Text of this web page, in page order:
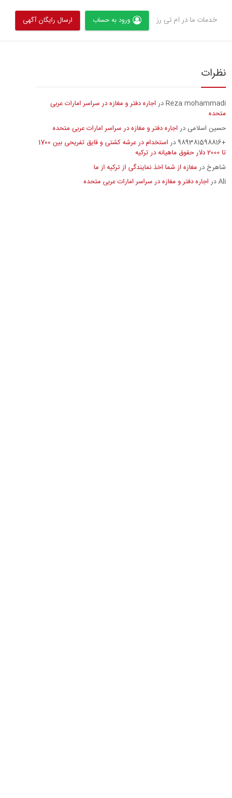
خدمات ما در ام تی رز ورود به حساب ارسال رایگان آگهی
نظرات
Reza mohammadiدر اجاره دفتر و مغازه در سراسر امارات عربی
متحده
حسین اسلامی در اجاره دفتر و مغازه در سراسر امارات عربی متحده
+989381598816
در
استخدام در عرشه کشتی و قایق تفریحی بین 1700
تا 2000 دلار حقوق ماهیانه در ترکیه
شاهرخ در مغازه از شما اخذ نمایندگی از ترکیه از ما
Aliدر اجاره دفتر و مغازه در سراسر امارات عربی متحده